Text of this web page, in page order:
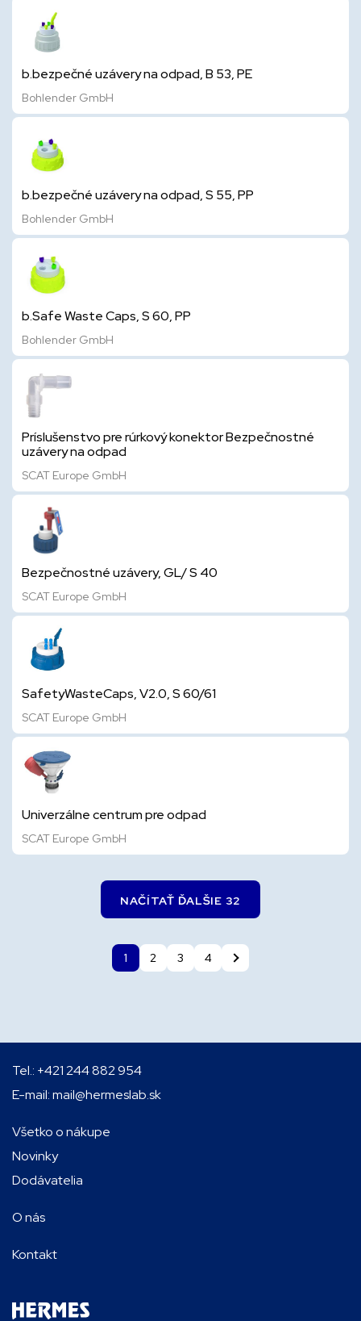
b.bezpečné uzávery na odpad, B 53, PE
Bohlender GmbH
b.bezpečné uzávery na odpad, S 55, PP
Bohlender GmbH
b.Safe Waste Caps, S 60, PP
Bohlender GmbH
Príslušenstvo pre rúrkový konektor Bezpečnostné
uzávery na odpad
SCAT Europe GmbH
Bezpečnostné uzávery, GL/ S 40
SCAT Europe GmbH
SafetyWasteCaps, V2.0, S 60/61
SCAT Europe GmbH
Univerzálne centrum pre odpad
SCAT Europe GmbH
NAČÍTAŤ ĎALŠIE 32
1 2 3 4
Tel.: +421 244 882 954
E-mail:mail@hermeslab.sk
Všetko o nákupe
Novinky
Dodávatelia
O nás
Kontakt